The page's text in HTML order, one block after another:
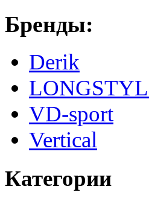
Бренды:
Derik
VD-sport
Vertical
Категории